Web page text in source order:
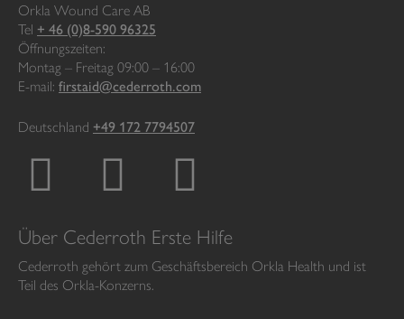
Orkla Wound Care AB
Tel + 46 (0)8-590 96325
Öffnungszeiten:
Montag – Freitag 09:00 – 16:00
E-mail: firstaid@cederroth.com
Deutschland +49 172 7794507
Über Cederroth Erste Hilfe
Cederroth gehört zum Geschäftsbereich Orkla Health und ist
Teil des Orkla-Konzerns.